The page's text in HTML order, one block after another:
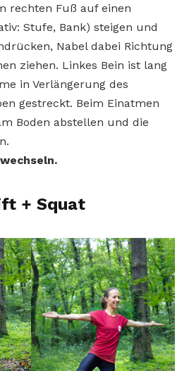
rechten Fuß auf einen
Stufe, Bank) steigen und
Nabel dabei Richtung
ziehen. Linkes Bein ist lang
in Verlängerung des
gestreckt. Beim Einatmen
Boden abstellen und die
+ Squat